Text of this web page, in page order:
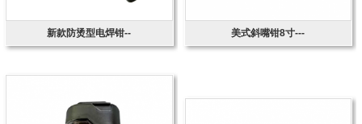
新款防烫型电焊钳-- 美式斜嘴钳8寸---